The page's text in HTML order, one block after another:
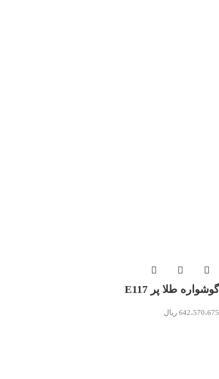
گوشواره طلا پر E117
642،570،675 ریال